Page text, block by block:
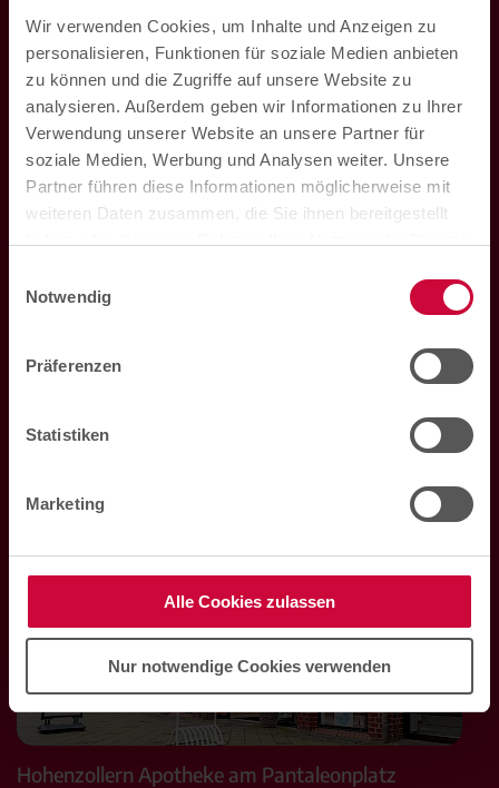
Wir verwenden Cookies, um Inhalte und Anzeigen zu
personalisieren, Funktionen für soziale Medien anbieten
zu können und die Zugriffe auf unsere Website zu
analysieren. Außerdem geben wir Informationen zu Ihrer
Verwendung unserer Website an unsere Partner für
soziale Medien, Werbung und Analysen weiter. Unsere
Partner führen diese Informationen möglicherweise mit
weiteren Daten zusammen, die Sie ihnen bereitgestellt
notwendigen Cookies zustimmen
hier Ihre
Notwendig
Präferenzen
Statistiken
Marketing
Alle Cookies zulassen
Nur notwendige Cookies verwenden
Hohenzollern Apotheke im Marktkauf
Hohenzollern Apotheke am Pantaleonplatz